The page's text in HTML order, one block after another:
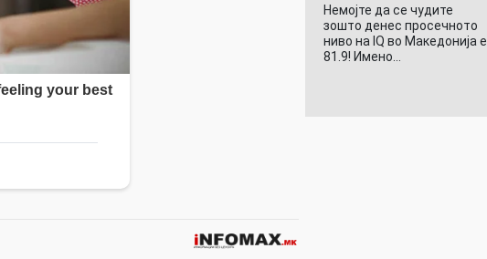
Немојте да се чудите
зошто денес просечното
ниво на IQ во Македонија е
81.9! Имено…